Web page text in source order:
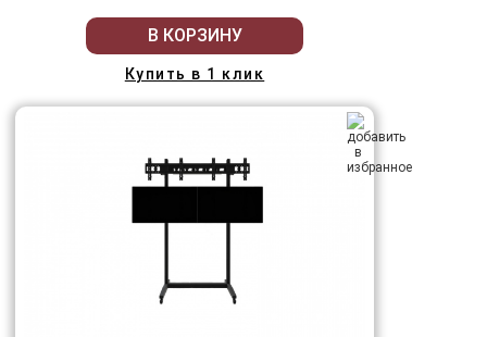
В КОРЗИНУ
Купить в 1 клик